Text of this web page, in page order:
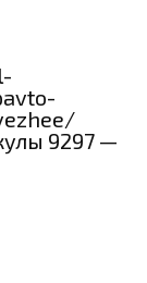
9297 —